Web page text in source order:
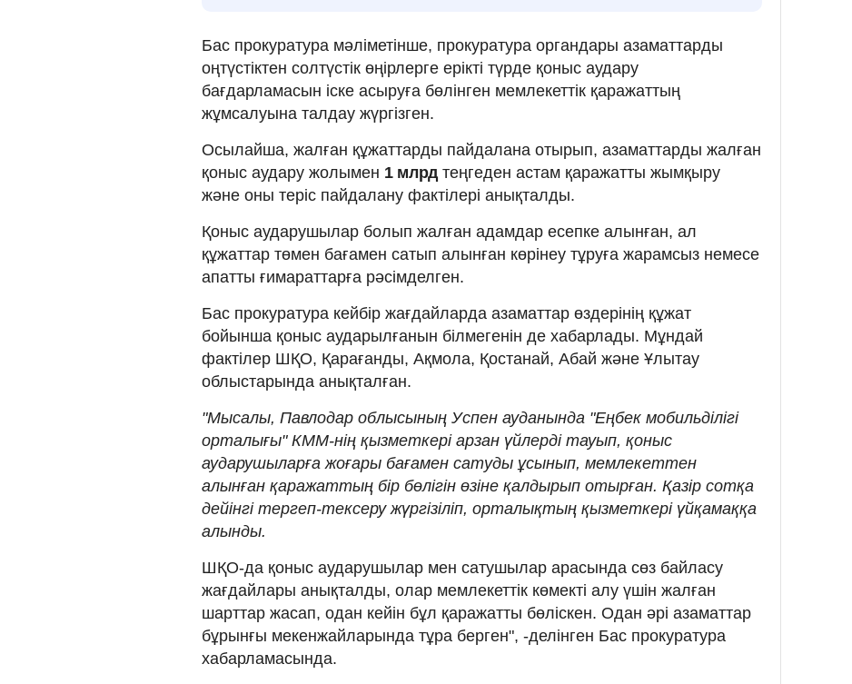
Бас прокуратура мәліметінше, прокуратура органдары азаматтарды
оңтүстіктен солтүстік өңірлерге ерікті түрде қоныс аудару
бағдарламасын іске асыруға бөлінген мемлекеттік қаражаттың
жұмсалуына талдау жүргізген.
Осылайша, жалған құжаттарды пайдалана отырып, азаматтарды жалған
қоныс аудару жолымен 1 млрдтеңгеден астам қаражатты жымқыру
және оны теріс пайдалану фактілері анықталды.
Қоныс аударушылар болып жалған адамдар есепке алынған, ал
құжаттар төмен бағамен сатып алынған көрінеу тұруға жарамсыз немесе
апатты ғимараттарға рәсімделген.
Бас прокуратура кейбір жағдайларда азаматтар өздерінің құжат
бойынша қоныс аударылғанын білмегенін де хабарлады. Мұндай
фактілер ШҚО, Қарағанды, Ақмола, Қостанай, Абай және Ұлытау
облыстарында анықталған.
"Мысалы, Павлодар облысының Успен ауданында "Еңбек мобильділігі
орталығы" КММ-нің қызметкері арзан үйлерді тауып, қоныс
аударушыларға жоғары бағамен сатуды ұсынып, мемлекеттен
алынған қаражаттың бір бөлігін өзіне қалдырып отырған. Қазір сотқа
дейінгі тергеп-тексеру жүргізіліп, орталықтың қызметкері үйқамаққа
алынды.
ШҚО-да қоныс аударушылар мен сатушылар арасында сөз байласу
жағдайлары анықталды, олар мемлекеттік көмекті алу үшін жалған
шарттар жасап, одан кейін бұл қаражатты бөліскен. Одан әрі азаматтар
бұрынғы мекенжайларында тұра берген", -делінген Бас прокуратура
хабарламасында.